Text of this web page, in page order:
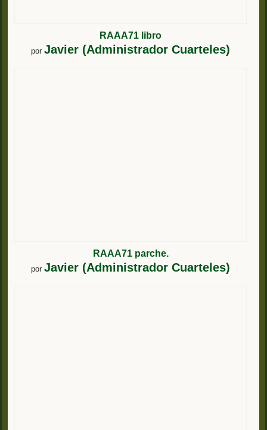
RAAA71 libro
por Javier (Administrador Cuarteles)
RAAA71 parche.
por Javier (Administrador Cuarteles)